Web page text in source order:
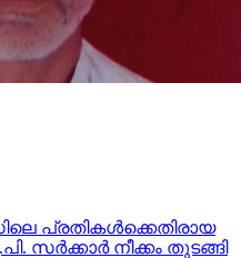
പ്രതികള്‍ക്കെതിരായ
സര്‍ക്കാര്‍ നീക്കം തുടങ്ങി